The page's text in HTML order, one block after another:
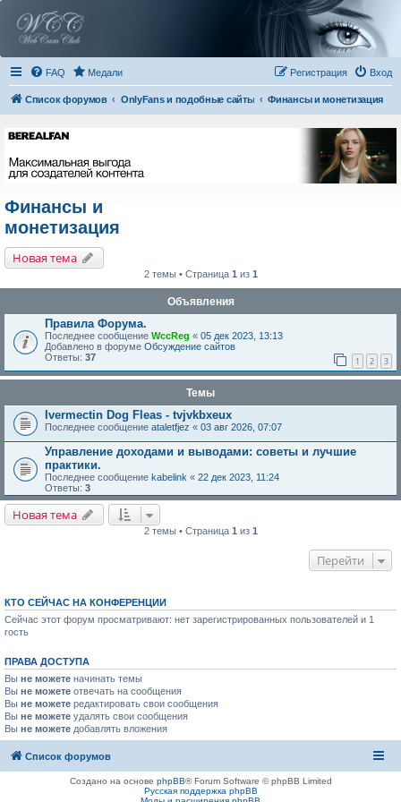
FAQ Медали Вход
Регистрация
Список форумов OnlyFans и подобные сайты Финансы и монетизация
Финансы и
монетизация
Новая тема
2 темы • Страница 1 из 1
Объявления
Правила Форума.
Последнее сообщение WccReg « 05 дек 2023, 13:13
Добавлено в форуме Обсуждение сайтов
Ответы: 37 1 2 3
Темы
Ivermectin Dog Fleas - tvjvkbxeux
Последнее сообщение ataletfjez « 03 авг 2026, 07:07
Управление доходами и выводами: советы и лучшие
практики.
Последнее сообщение kabelink « 22 дек 2023, 11:24
Ответы: 3
Новая тема
2 темы • Страница 1из 1
Перейти
КТО СЕЙЧАС НА КОНФЕРЕНЦИИ
Сейчас этот форум просматривают: нет зарегистрированных пользователей и 1
гость
ПРАВА ДОСТУПА
Вы не можете начинать темы
Вы не можете отвечать на сообщения
Вы не можете редактировать свои сообщения
Вы не можете удалять свои сообщения
Вы не можете добавлять вложения
Список форумов
Создано на основе phpBB® Forum Software © phpBB Limited
Русская поддержка phpBB